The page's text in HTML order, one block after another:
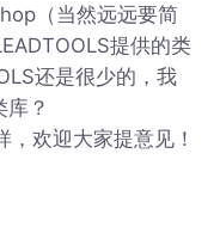
（当然远远要简
提供的类
还是很少的，我
库？
欢迎大家提意见！